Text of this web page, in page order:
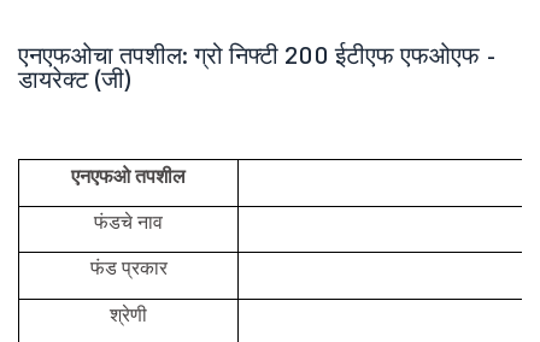
एनएफओचा तपशील: ग्रो निफ्टी 200 ईटीएफ एफओएफ -
डायरेक्ट (जी)
एनएफओ तपशील
फंडचे नाव
फंड प्रकार
श्रेणी